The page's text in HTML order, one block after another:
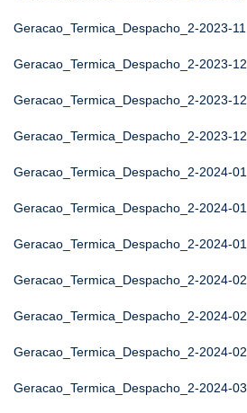
Geracao_Termica_Despacho_2-2023-11
Geracao_Termica_Despacho_2-2023-12
Geracao_Termica_Despacho_2-2023-12
Geracao_Termica_Despacho_2-2023-12
Geracao_Termica_Despacho_2-2024-01
Geracao_Termica_Despacho_2-2024-01
Geracao_Termica_Despacho_2-2024-01
Geracao_Termica_Despacho_2-2024-02
Geracao_Termica_Despacho_2-2024-02
Geracao_Termica_Despacho_2-2024-02
Geracao_Termica_Despacho_2-2024-03